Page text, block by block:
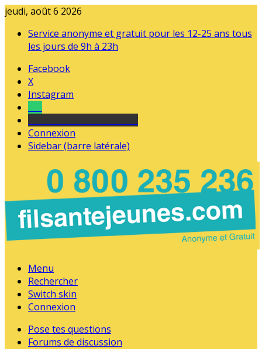
jeudi, août 6 2026
Service anonyme et gratuit pour les 12-25 ans tous
les jours de 9h à 23h
Facebook
X
Instagram
Connexion
Sidebar (barre latérale)
Menu
Rechercher
Switch skin
Connexion
Pose tes questions
Forums de discussion